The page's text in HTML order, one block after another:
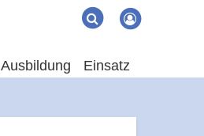
Suche Suchen
Ausbildung Einsatz